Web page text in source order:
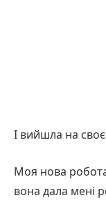
І вийшла на
Моя нова
вона дала мені